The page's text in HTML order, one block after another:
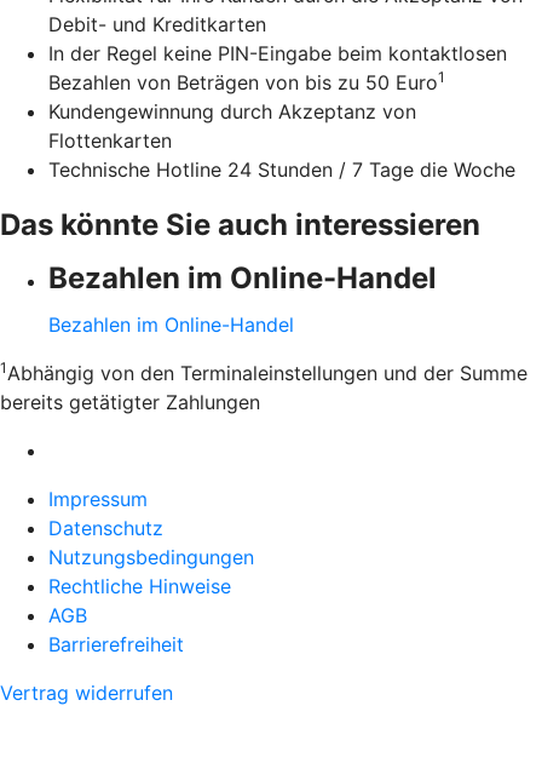
Debit- und Kreditkarten
In der Regel keine PIN-Eingabe beim kontaktlosen
Bezahlen von Beträgen von bis zu 50 Euro1
Kundengewinnung durch Akzeptanz von
Flottenkarten
Technische Hotline 24 Stunden / 7 Tage die Woche
Das könnte Sie auch interessieren
Bezahlen im Online-Handel
Bezahlen im Online-Handel
1 Abhängig von den Terminaleinstellungen und der Summe
bereits getätigter Zahlungen
Impressum
Datenschutz
Nutzungsbedingungen
Rechtliche Hinweise
AGB
Barrierefreiheit
Vertrag widerrufen